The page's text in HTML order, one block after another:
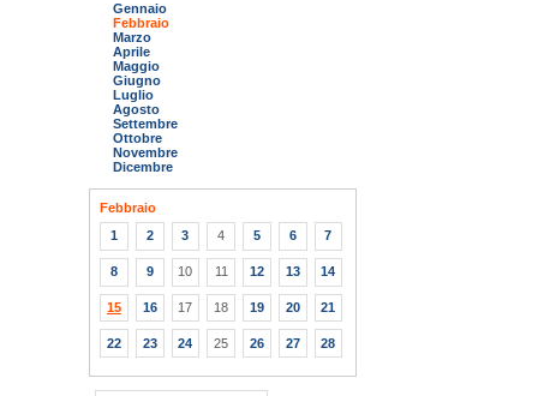
Gennaio
Febbraio
Marzo
Aprile
Maggio
Giugno
Luglio
Agosto
Settembre
Ottobre
Novembre
Dicembre
Febbraio
1
2 3 4 5 6 7
8 9 10 11 12 13 14
15 16 17 18 19 20 21
22 23 24 25 26 27 28